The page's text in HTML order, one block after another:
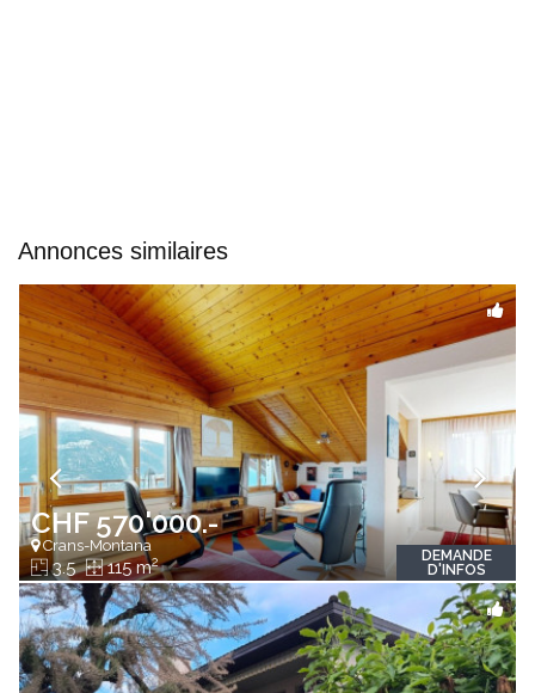
Annonces similaires
CHF 570'000.-
Crans-Montana
3.5 115 m2
DEMANDE
D'INFOS